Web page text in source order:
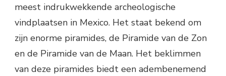
meest indrukwekkende archeologische
vindplaatsen in Mexico. Het staat bekend om
zijn enorme piramides, de Piramide van de Zon
en de Piramide van de Maan. Het beklimmen
van deze piramides biedt een adembenemend